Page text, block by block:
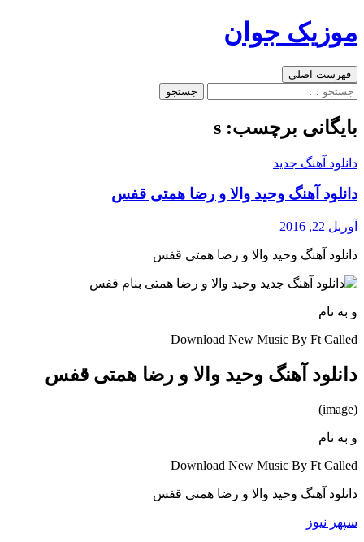
به
موزیک جوان
جست‌وجو
فهرست اصلی
جستجو
بایگانی برچسب: s
دانلود آهنگ جدید
دانلود آهنگ وحید والا و رضا همتی قفس
آوریل 22, 2016
دانلود آهنگ وحید والا و رضا همتی قفس
و به نام
Download New Music By Ft Called
دانلود آهنگ وحید والا و رضا همتی قفس
(image)
و به نام
Download New Music By Ft Called
دانلود آهنگ وحید والا و رضا همتی قفس
سپهر نیوز